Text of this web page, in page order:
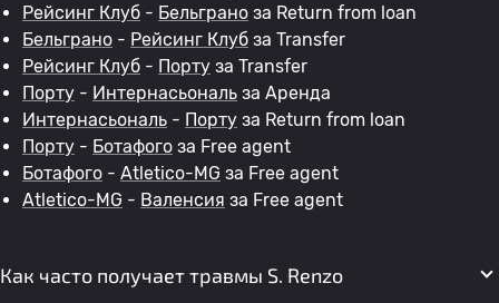
Рейсинг Клуб - Бельграно за Return from loan
Бельграно - Рейсинг Клуб за Transfer
Рейсинг Клуб - Порту за Transfer
Порту - Интернасьональ за Аренда
Интернасьональ - Порту за Return from loan
Порту - Ботафого за Free agent
Ботафого - Atletico-MG за Free agent
Atletico-MG - Валенсия за Free agent
Как часто получает травмы S. Renzo